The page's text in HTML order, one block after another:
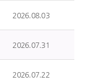
2026.08.03
2026.07.31
2026.07.22